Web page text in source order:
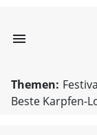
menu
Themen:
Beste Karpfen-